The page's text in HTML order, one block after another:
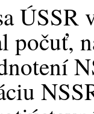
ÚSSR
počuť,